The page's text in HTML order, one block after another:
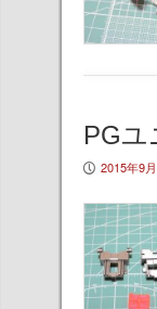
PG
P 2015年9